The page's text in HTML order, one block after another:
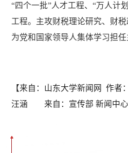
“四个一批”人才工程、“万人计
工程。主攻财税理论研究、财
为党和国家领导人集体学习担任
【来自：山东大学新闻网 作
汪涵 来自：宣传部 新闻中